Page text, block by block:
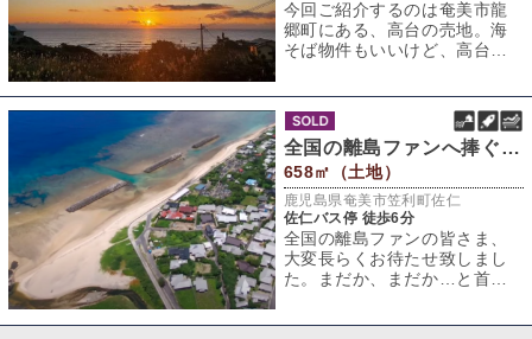
今回ご紹介するのは奄美市龍
郷町にある、高台の売地。海
そば物件もいいけど、高台か
全国の離島ファンへ捧ぐ、憧れの島物件vo.1
658㎡（土地）
鹿児島県奄美市笠利町佐仁
佐仁バス停 徒歩6分
全国の離島ファンの皆さま、
大変長らくお待たせ致しまし
た。まだか、まだか…と首を